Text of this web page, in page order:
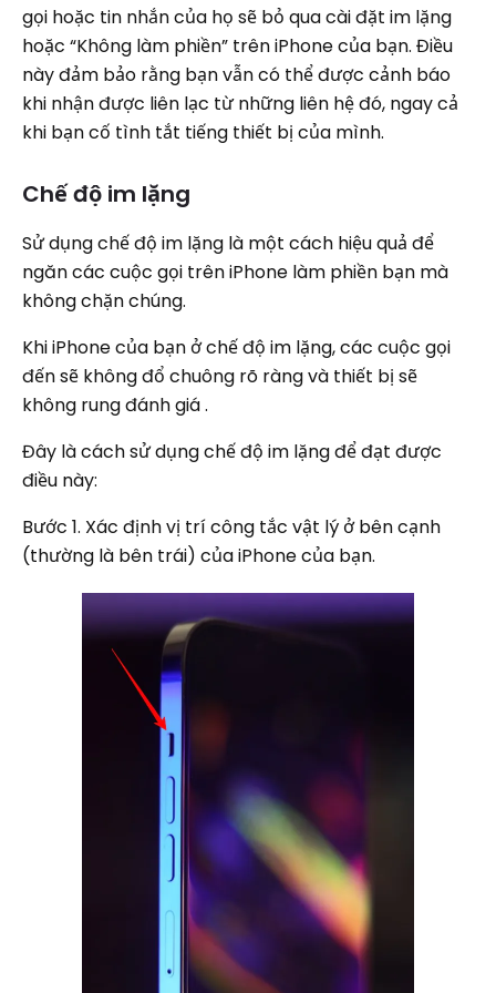
gọi hoặc tin nhắn của họ sẽ bỏ qua cài đặt im lặng
hoặc “Không làm phiền” trên iPhone của bạn. Điều
này đảm bảo rằng bạn vẫn có thể được cảnh báo
khi nhận được liên lạc từ những liên hệ đó, ngay cả
khi bạn cố tình tắt tiếng thiết bị của mình.
Chế độ im lặng
Sử dụng chế độ im lặng là một cách hiệu quả để
ngăn các cuộc gọi trên iPhone làm phiền bạn mà
không chặn chúng.
Khi iPhone của bạn ở chế độ im lặng, các cuộc gọi
đến sẽ không đổ chuông rõ ràng và thiết bị sẽ
không rung đánh giá .
Đây là cách sử dụng chế độ im lặng để đạt được
điều này:
Bước 1. Xác định vị trí công tắc vật lý ở bên cạnh
(thường là bên trái) của iPhone của bạn.